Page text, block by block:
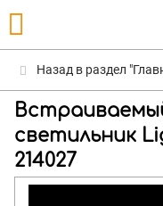
Назад в раздел
светильник
214027